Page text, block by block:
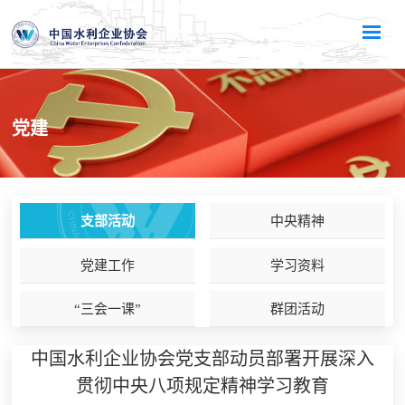
党建
支部活动 中央精神
党建工作 学习资料
“三会一课” 群团活动
中国水利企业协会党支部动员部署开展深入
贯彻中央八项规定精神学习教育